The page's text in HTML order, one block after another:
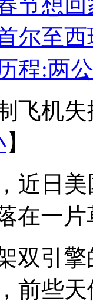
尔至
程:两
飞机
】
近日
在一
引擎
前些